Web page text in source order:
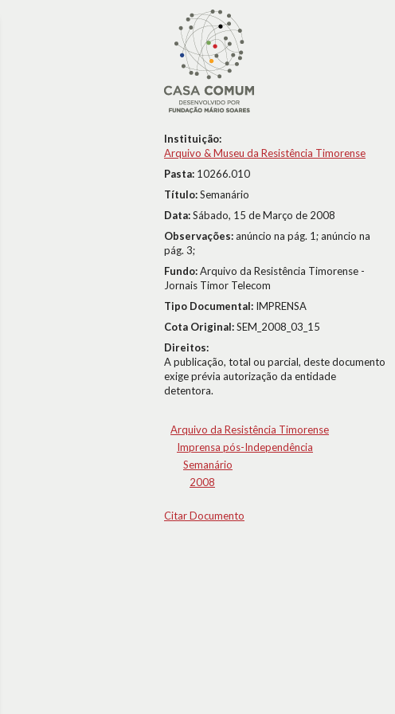
Instituição:
Arquivo & Museu da Resistência Timorense
Pasta: 10266.010
Título:Semanário
Data:Sábado, 15 de Março de 2008
Observações:anúncio na pág. 1; anúncio na
pág. 3;
Fundo:Arquivo da Resistência Timorense -
Jornais Timor Telecom
Tipo Documental: IMPRENSA
Cota Original:SEM_2008_03_15
Direitos:
A publicação, total ou parcial, deste documento
exige prévia autorização da entidade
detentora.
Arquivo da Resistência Timorense
Imprensa pós-Independência
Semanário
2008
Citar Documento